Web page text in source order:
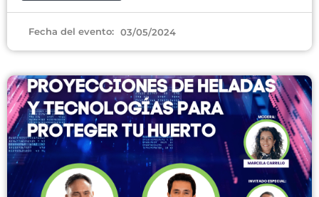
Fecha del evento: 03/05/2024